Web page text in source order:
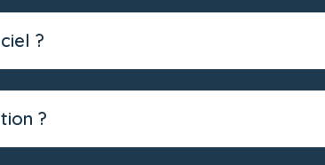
?
?